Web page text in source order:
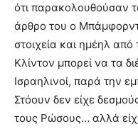
ότι παρακολουθούσαν
άρθρο του ο
στοιχεία και ημέηλ
Κλίντον μπορεί να τα
Ισραηλινοί, παρά την
Στόουν δεν είχε
τους Ρώσους… αλλά